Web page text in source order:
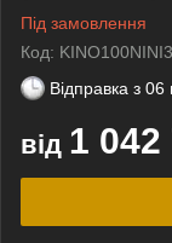
Під замовлення
Код:
Відправка з 06
від 1 042